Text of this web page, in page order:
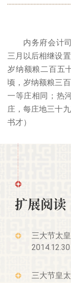
内务府会计
三月以后相继设
岁纳额粮二百五
顷，岁纳额粮三
一等庄相同；热
庄，每庄地三十
书才）
扩展阅读
三大节太
2014.12.30
三大节皇